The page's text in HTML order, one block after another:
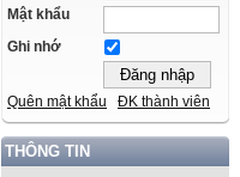
Mật khẩu
Ghi nhớ
Quên mật khẩu ĐK thành viên
THÔNG TIN